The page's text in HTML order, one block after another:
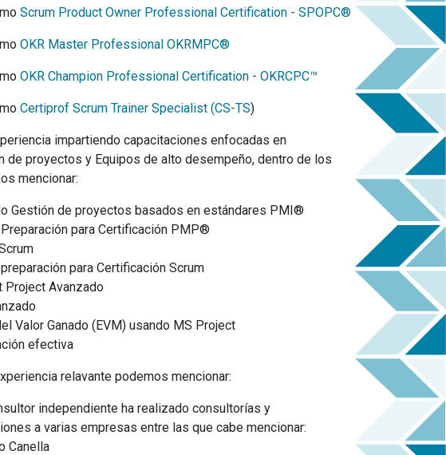
Scrum Product Owner Professional Certification - SPOPC®
OKR Master Professional OKRMPC®
OKR Champion Professional Certification - OKRCPC™
Certiprof Scrum Trainer Specialist (CS-TS)
impartiendo capacitaciones enfocadas en
de proyectos y Equipos de alto desempeño, dentro de los
mencionar:
Gestión de proyectos basados en estándares PMI®
para Certificación PMP®
para Certificación Scrum
Avanzado
Valor Ganado (EVM) usando MS Project
efectiva
relavante podemos mencionar:
independiente ha realizado consultorías y
a varias empresas entre las que cabe mencionar:
Canella